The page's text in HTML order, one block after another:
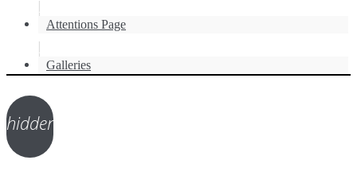
.
Attentions Page
.
Galleries
hidden